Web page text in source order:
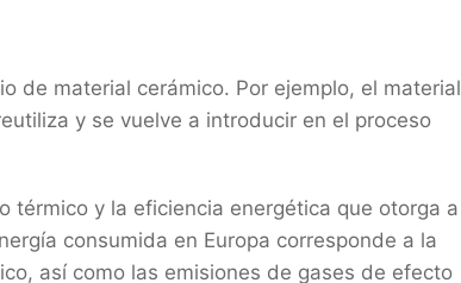
de material cerámico. Por ejemplo, el material
y se vuelve a introducir en el proceso
térmico y la eficiencia energética que otorga a
consumida en Europa corresponde a la
así como las emisiones de gases de efecto